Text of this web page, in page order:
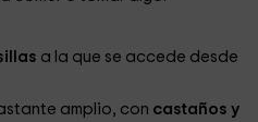
a la que se accede desde
amplio, con castaños y